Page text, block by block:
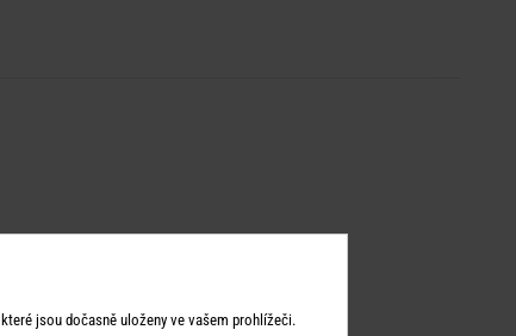
jsou dočasně uloženy ve vašem prohlížeči.